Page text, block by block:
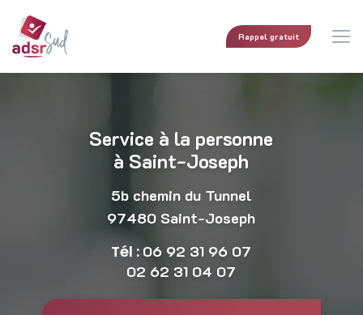
contenu
principal
Rappel gratuit
Service à la personne
à Saint-Joseph
5b chemin du Tunnel
97480 Saint-Joseph
Tél : 06 92 31 96 07
02 62 31 04 07